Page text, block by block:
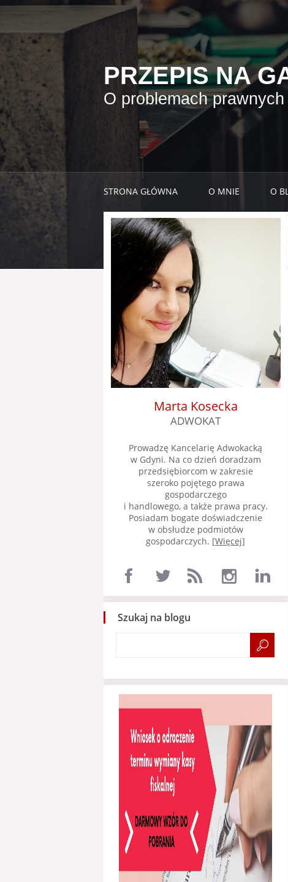
PRZEPIS NA
O problemach
STRONA GŁÓWNA O MNIE O
Marta Kosecka
ADWOKAT
Prowadzę Kancelarię Adwokacką
w Gdyni. Na co dzień doradzam
przedsiębiorcom w zakresie
szeroko pojętego prawa
gospodarczego
i handlowego, a także prawa pracy.
Posiadam bogate doświadczenie
w obsłudze podmiotów
gospodarczych. [Więcej]
Szukaj na blogu